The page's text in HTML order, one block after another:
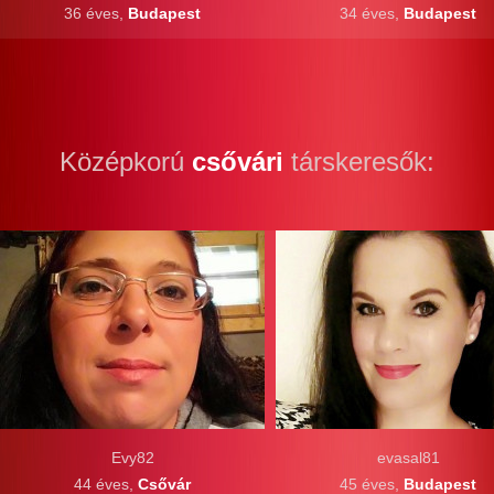
34 éves, Budapest
36 éves, Budapest
Középkorú csővári társkeresők:
Evy82
44 éves, Csővár
evasal81
45 éves, Budapest